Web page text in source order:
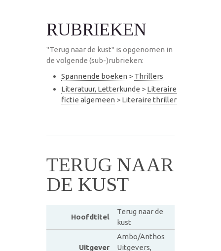
RUBRIEKEN
"Terug naar de kust" is opgenomen in
de volgende (sub-)rubrieken:
Spannende boeken > Thrillers
Literatuur, Letterkunde > Literaire
fictie algemeen > Literaire thriller
TERUG NAAR
DE KUST
Hoofdtitel
Terug naar de
kust
Uitgever
Ambo/Anthos
Uitgevers,